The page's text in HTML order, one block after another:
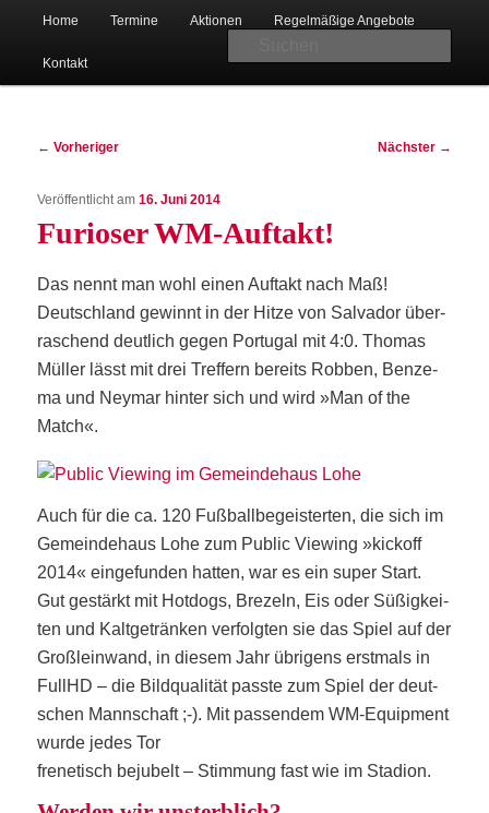
CVJM Lohe
Zum
primären
Inhalt
springen
Home Ter­mi­ne Aktio­nen Regel­mä­ßi­ge Angebote
Kon­takt
Beitragsnavigation
← Vorheriger Nächster →
Furio­ser WM-Auftakt!
Veröffentlicht am16. Juni 2014
Das nennt man wohl einen Auf­takt nach Maß!
Deutsch­land gewinnt in der Hit­ze von Sal­va­dor über­
ra­schend deut­lich gegen Por­tu­gal mit 4:0. Tho­mas
Mül­ler lässt mit drei Tref­fern bereits Rob­ben, Ben­ze­
ma und Ney­mar hin­ter sich und wird »Man of the
Match«.
Auch für die ca. 120 Fuß­ball­be­geis­ter­ten, die sich im
Gemein­de­haus Lohe zum Public Vie­w­ing »kick­off
2014« ein­ge­fun­den hat­ten, war es ein super Start.
Gut gestärkt mit Hot­dogs, Bre­zeln, Eis oder Süßig­kei­
ten und Kalt­ge­trän­ken ver­folg­ten sie das Spiel auf der
Groß­lein­wand, in die­sem Jahr übri­gens erst­mals in
FullHD – die Bild­qua­li­tät pass­te zum Spiel der deut­
schen Mann­schaft ;-). Mit pas­sen­dem WM-Equip­ment
wur­de jedes Tor
fre­ne­tisch beju­belt – Stim­mung fast wie im Stadion.